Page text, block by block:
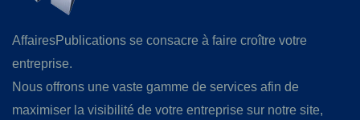
AffairesPublications se consacre à faire croître votre
entreprise.
Nous offrons une vaste gamme de services afin de
maximiser la visibilité de votre entreprise sur notre site,